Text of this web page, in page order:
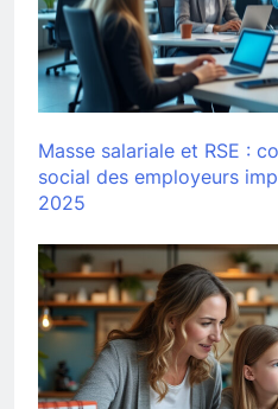
Masse salariale et RSE :
social des employeurs
2025